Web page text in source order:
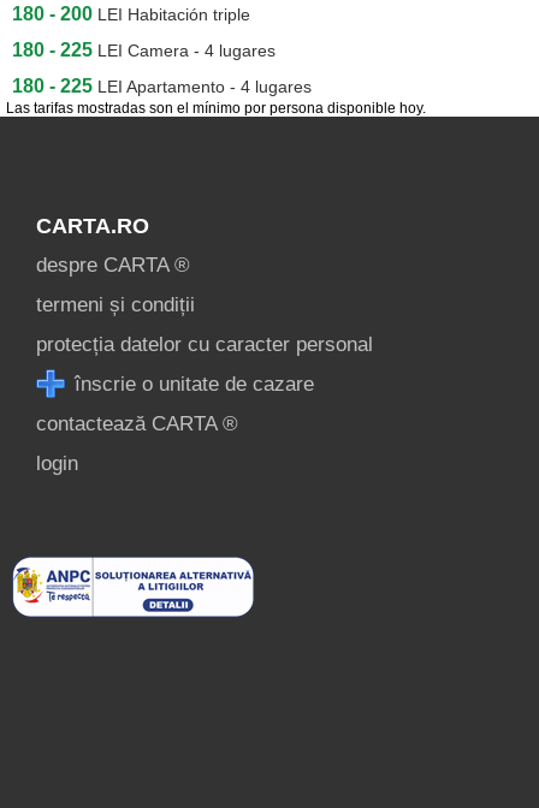
Las tarifas mostradas son el mínimo por persona disponible hoy.
180 - 200 LEI Habitación triple
180 - 225 LEI Camera - 4 lugares
180 - 225 LEI Apartamento - 4 lugares
CARTA.RO
despre CARTA ®
termeni și condiții
protecția datelor cu caracter personal
înscrie o unitate de cazare
contactează CARTA ®
login